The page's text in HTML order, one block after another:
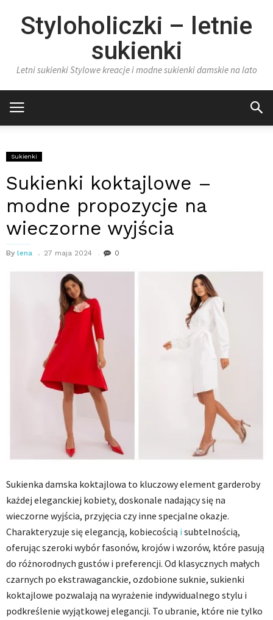
Styloholiczki – letnie
sukienki
Letni sukienki Stylowe kreacje i modne sukienki damskie na lato
Sukienki
Sukienki koktajlowe –
modne propozycje na
wieczorne wyjścia
By lena 27 maja 2024 0
Sukienka damska koktajlowa to kluczowy element garderoby
każdej eleganckiej kobiety, doskonale nadający się na
wieczorne wyjścia, przyjęcia czy inne specjalne okazje.
Charakteryzuje się elegancją, kobiecością i subtelnością,
oferując szeroki wybór fasonów, krojów i wzorów, które pasują
do różnorodnych gustów i preferencji. Od klasycznych małych
czarnych po ekstrawaganckie, ozdobione suknie, sukienki
koktajlowe pozwalają na wyrażenie indywidualnego stylu i
podkreślenie wyjątkowej elegancji. To ubranie, które nie tylko